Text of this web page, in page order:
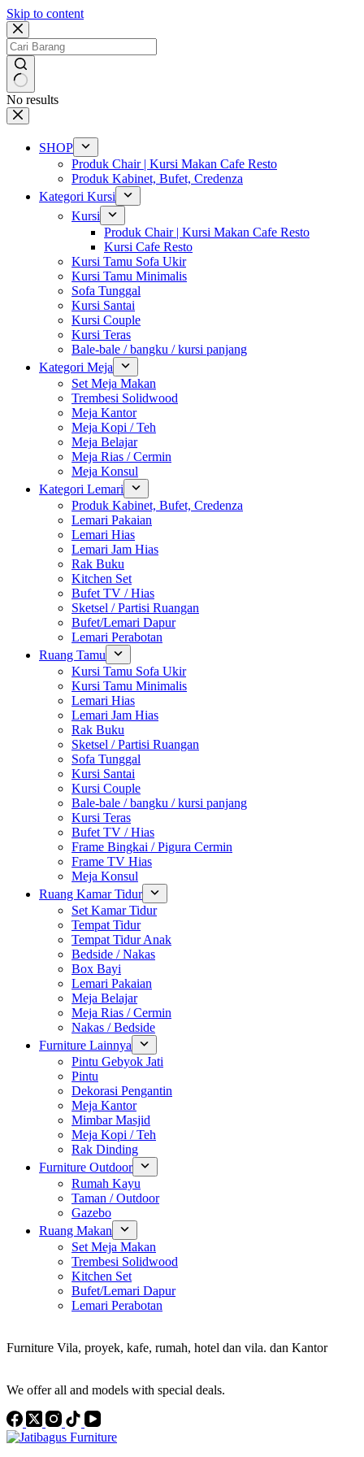
Skip to content
No results
SHOP
Produk Chair | Kursi Makan Cafe Resto
Produk Kabinet, Bufet, Credenza
Kategori Kursi
Kursi
Produk Chair | Kursi Makan Cafe Resto
Kursi Cafe Resto
Kursi Tamu Sofa Ukir
Kursi Tamu Minimalis
Sofa Tunggal
Kursi Santai
Kursi Couple
Kursi Teras
Bale-bale / bangku / kursi panjang
Kategori Meja
Set Meja Makan
Trembesi Solidwood
Meja Kantor
Meja Kopi / Teh
Meja Belajar
Meja Rias / Cermin
Meja Konsul
Kategori Lemari
Produk Kabinet, Bufet, Credenza
Lemari Pakaian
Lemari Hias
Lemari Jam Hias
Rak Buku
Kitchen Set
Bufet TV / Hias
Sketsel / Partisi Ruangan
Bufet/Lemari Dapur
Lemari Perabotan
Ruang Tamu
Kursi Tamu Sofa Ukir
Kursi Tamu Minimalis
Lemari Hias
Lemari Jam Hias
Rak Buku
Sketsel / Partisi Ruangan
Sofa Tunggal
Kursi Santai
Kursi Couple
Bale-bale / bangku / kursi panjang
Kursi Teras
Bufet TV / Hias
Frame Bingkai / Pigura Cermin
Frame TV Hias
Meja Konsul
Ruang Kamar Tidur
Set Kamar Tidur
Tempat Tidur
Tempat Tidur Anak
Bedside / Nakas
Box Bayi
Lemari Pakaian
Meja Belajar
Meja Rias / Cermin
Nakas / Bedside
Furniture Lainnya
Pintu Gebyok Jati
Pintu
Dekorasi Pengantin
Meja Kantor
Mimbar Masjid
Meja Kopi / Teh
Rak Dinding
Furniture Outdoor
Rumah Kayu
Taman / Outdoor
Gazebo
Ruang Makan
Set Meja Makan
Trembesi Solidwood
Kitchen Set
Bufet/Lemari Dapur
Lemari Perabotan
Furniture Vila, proyek, kafe, rumah, hotel dan vila. dan Kantor
We offer all and models with special deals.